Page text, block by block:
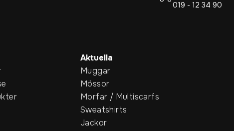
019 - 12 34 90
Aktuella
Muggar
Mössor
Morfar / Multiscarfs
Sweatshirts
Jackor